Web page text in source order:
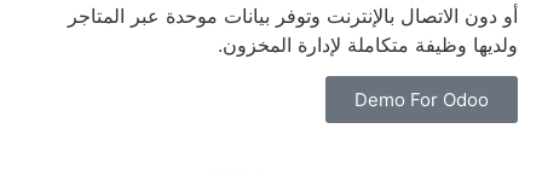
أو دون الاتصال بالإنترنت وتوفر بيانات موحدة عبر المتاجر
ولديها وظيفة متكاملة لإدارة المخزون.
Demo For Odoo